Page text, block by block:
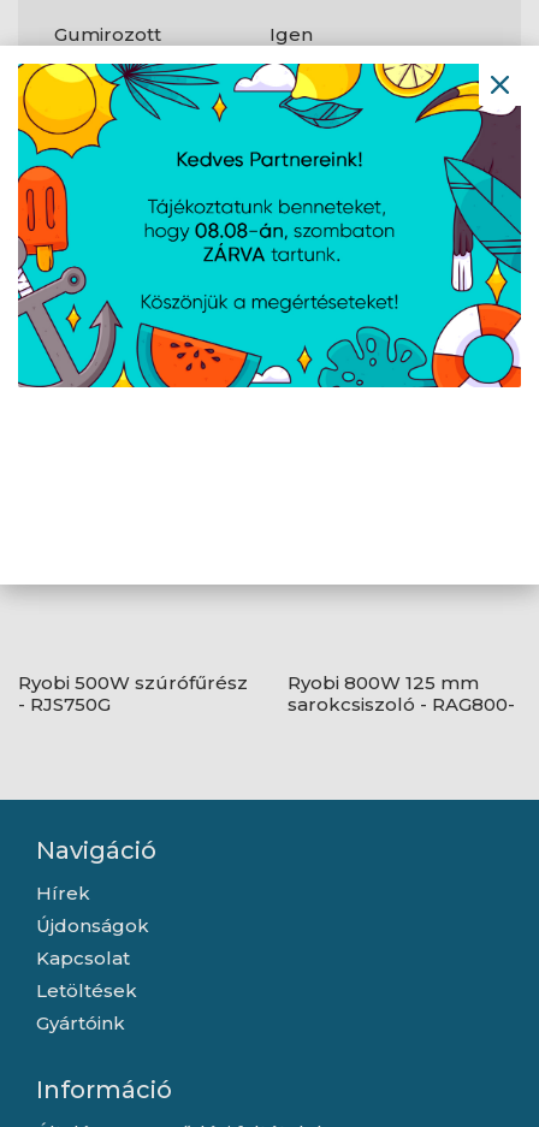
Gumirozott
Igen
Mellékelt fogantyú
A weboldalon esetlegesen előforduló elektronikus feltöltési,
technikai hibákért felelősséget nem vállalunk.
AJÁNLATUNKBÓL
Ryobi 500W szúrófűrész
- RJS750G
Ryobi 800W 125 mm
sarokcsiszoló - RAG800-
Navigáció
Hírek
Újdonságok
Kapcsolat
Letöltések
Gyártóink
Információ